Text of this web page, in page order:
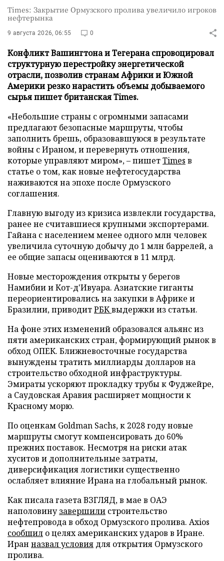
Times: Закрытие Ормузского пролива увеличило игроков
нефтерынка
9 августа 2026, 06:55 0
Конфликт Вашингтона и Тегерана спровоцировал
структурную перестройку энергетической
отрасли, позволив странам Африки и Южной
Америки резко нарастить объемы добываемого
сырья пишет британская Times.
«Небольшие страны с огромными запасами
предлагают безопасные маршруты, чтобы
заполнить брешь, образовавшуюся в результате
войны с Ираном, и перевернуть отношения,
которые управляют миром», – пишетTimes в
статье о том, как новые нефтегосударства
наживаются на эпохе после Ормузского
соглашения.
Главную выгоду из кризиса извлекли государства,
ранее не считавшиеся крупными экспортерами.
Гайана с населением менее одного млн человек
увеличила суточную добычу до 1 млн баррелей, а
ее общие запасы оцениваются в 11 млрд.
Новые месторождения открыты у берегов
Намибии и Кот-д'Ивуара. Азиатские гиганты
переориентировались на закупки в Африке и
Бразилии, приводитРБКвыдержки из статьи.
На фоне этих изменений образовался альянс из
пяти американских стран, формирующий рынок в
обход ОПЕК. Ближневосточные государства
вынуждены тратить миллиарды долларов на
строительство обходной инфраструктуры.
Эмираты ускоряют прокладку трубы к Фуджейре,
а Саудовская Аравия расширяет мощности к
Красному морю.
По оценкам Goldman Sachs, к 2028 году новые
маршруты смогут компенсировать до 60%
прежних поставок. Несмотря на риски атак
хуситов и дополнительные затраты,
диверсификация логистики существенно
ослабляет влияние Ирана на глобальный рынок.
Как писала газета ВЗГЛЯД, в мае в ОАЭ
наполовинузавершили строительство
нефтепровода в обход Ормузского пролива. Axios
сообщил о целях американских ударов в Иране.
Иран назвал условия для открытия Ормузского
пролива.